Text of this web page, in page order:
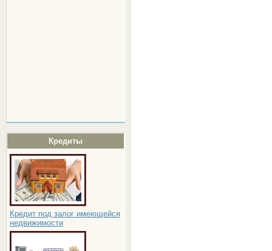
Кредиты
Кредит под залог имеющейся
недвижимости